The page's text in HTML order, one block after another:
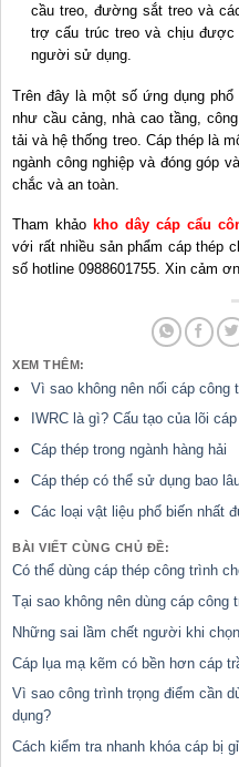
cầu treo, đường sắt treo và
trợ cấu trúc treo và chịu
người sử dụng.
Trên đây là một số ứng dụng
như cầu cảng, nhà cao tầng,
tải và hệ thống treo. Cáp thép là
ngành công nghiệp và đóng góp
chắc và an toàn.
Tham khảo kho dây cáp cẩu
với rất nhiều sản phẩm cáp thép
số hotline 0988601755. Xin cảm
XEM THÊM:
Vì sao không nên nối cáp công
IWRC là gì? Cấu tạo của lõi
Cáp thép trong ngành hàng hải
Cáp thép có thể sử dụng bao
Các loại vật liệu phổ biến nhất
BÀI VIẾT CÙNG CHỦ ĐỀ:
Có thể dùng cáp thép công trình
Tại sao không nên dùng cáp
Những sai lầm chết người khi
Cáp lụa mạ kẽm có bền hơn cáp
Vì sao công trình trọng điểm cần
dụng?
Cách kiểm tra nhanh khóa cáp bị